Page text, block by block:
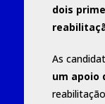
dois
As
um apoio